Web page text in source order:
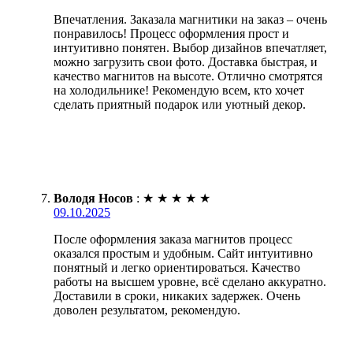
Впечатления. Заказала магнитики на заказ – очень
понравилось! Процесс оформления прост и
интуитивно понятен. Выбор дизайнов впечатляет,
можно загрузить свои фото. Доставка быстрая, и
качество магнитов на высоте. Отлично смотрятся
на холодильнике! Рекомендую всем, кто хочет
сделать приятный подарок или уютный декор.
Володя Носов : ★ ★ ★ ★ ★
09.10.2025
После оформления заказа магнитов процесс
оказался простым и удобным. Сайт интуитивно
понятный и легко ориентироваться. Качество
работы на высшем уровне, всё сделано аккуратно.
Доставили в сроки, никаких задержек. Очень
доволен результатом, рекомендую.